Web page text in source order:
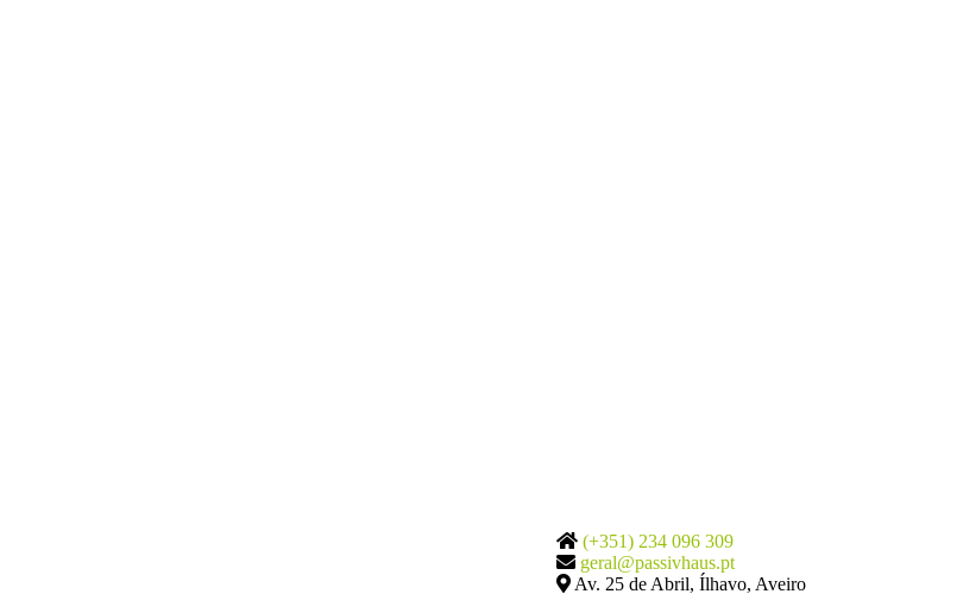
(+351) 234 096 309
geral@passivhaus.pt
Av. 25 de Abril, Ílhavo, Aveiro